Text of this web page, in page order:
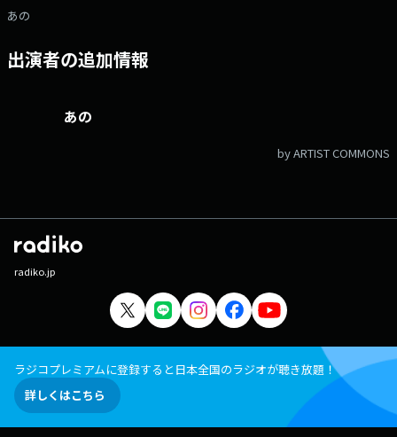
あの
出演者の追加情報
あの
by ARTIST COMMONS
radiko.jp
ラジコプレミアムに登録すると日本全国のラジオが聴き放題！
詳しくはこちら